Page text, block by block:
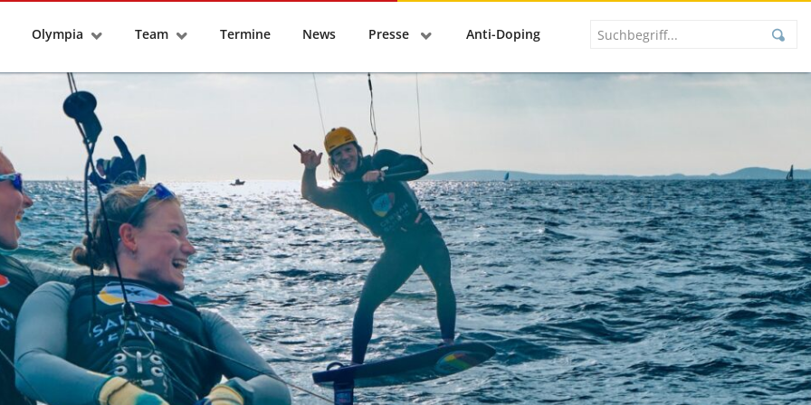
Olympia Team Termine News Presse Anti-Doping